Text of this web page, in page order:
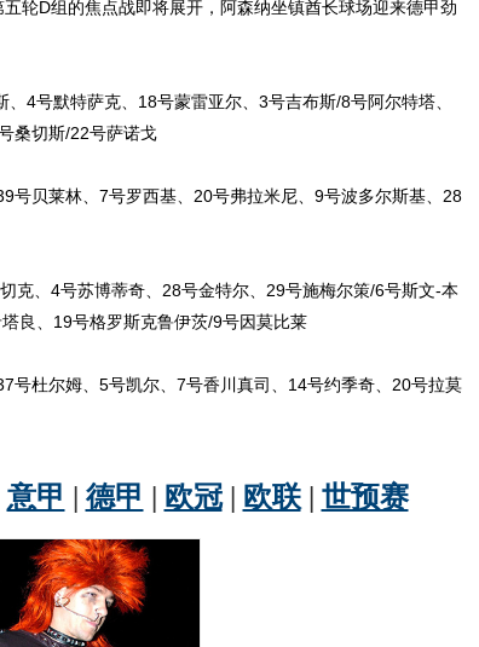
D组的焦点战即将展开，阿森纳坐镇酋长球场迎来德甲劲
号默特萨克、18号蒙雷亚尔、3号吉布斯/8号阿尔特塔、
桑切斯/22号萨诺戈
贝莱林、7号罗西基、20号弗拉米尼、9号波多尔斯基、28
、4号苏博蒂奇、28号金特尔、29号施梅尔策/6号斯文-本
良、19号格罗斯克鲁伊茨/9号因莫比莱
杜尔姆、5号凯尔、7号香川真司、14号约季奇、20号拉莫